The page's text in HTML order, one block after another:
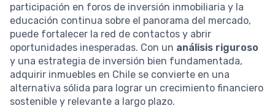
participación en foros de inversión inmobiliaria y la
educación continua sobre el panorama del mercado,
puede fortalecer la red de contactos y abrir
oportunidades inesperadas. Con un análisis riguroso
y una estrategia de inversión bien fundamentada,
adquirir inmuebles en Chile se convierte en una
alternativa sólida para lograr un crecimiento financiero
sostenible y relevante a largo plazo.